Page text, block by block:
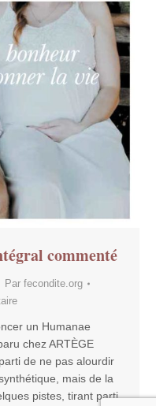
commenté
Par fecondite.org
un Humanae
chez ARTÈGE
de ne pas alourdir
mais de la
pistes, tirant parti